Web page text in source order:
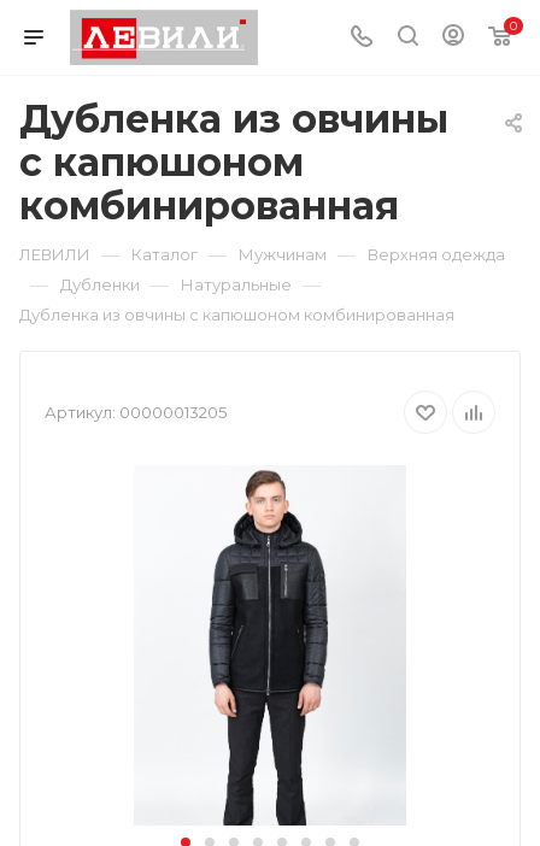
0
Дубленка из овчины
с капюшоном
комбинированная
ЛЕВИЛИ — Каталог — Мужчинам — Верхняя одежда
— Дубленки — Натуральные —
Дубленка из овчины с капюшоном комбинированная
Артикул: 00000013205